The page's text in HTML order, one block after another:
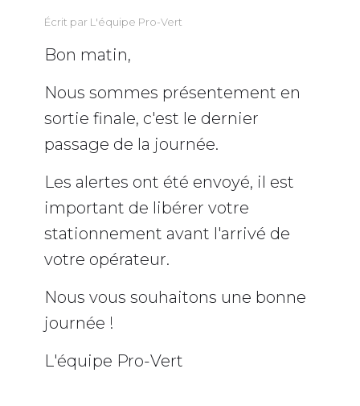
Écrit par L'équipe Pro-Vert
Bon matin,
Nous sommes présentement en
sortie finale, c'est le dernier
passage de la journée.
Les alertes ont été envoyé, il est
important de libérer votre
stationnement avant l'arrivé de
votre opérateur.
Nous vous souhaitons une bonne
journée !
L'équipe Pro-Vert